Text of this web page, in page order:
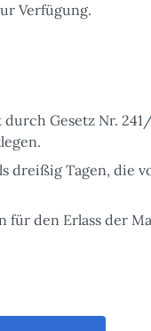
Verfügung.
Gesetz Nr.
dreißig Tagen, die
für den Erlass der